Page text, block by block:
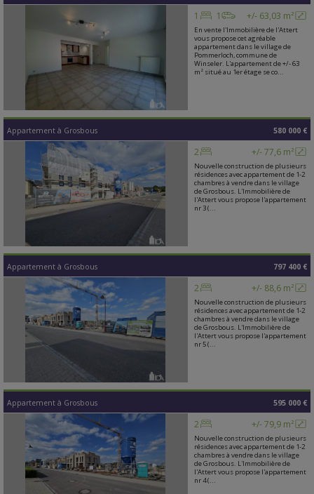
+/- 63,03 m²
1 1
En vente l'Immobilière de l'Attert
vous propose cet agréable
appartement dans le village de
Pommerloch, commune de
Winseler. L'appartement de +/- 63
m² situé au 1er étage se co...
Appartement à Grosbous 580 000 €
+/- 77,6 m²
2
Nouvelle construction de plusieurs
résidences avec appartement de 1-2
chambres à vendre dans le village
de Grosbous. L'Immobilière de
l'Attert vous propose l'appartement
nr 3 (...
Appartement à Grosbous 797 400 €
+/- 88,6 m²
2
Nouvelle construction de plusieurs
résidences avec appartement de 1-2
chambres à vendre dans le village
de Grosbous. L'Immobilière de
l'Attert vous propose l'appartement
nr 5 (...
Appartement à Grosbous 595 000 €
+/- 79,9 m²
2
Nouvelle construction de plusieurs
résidences avec appartement de 1-2
chambres à vendre dans le village
de Grosbous. L'Immobilière de
l'Attert vous propose l'appartement
nr 4 (...